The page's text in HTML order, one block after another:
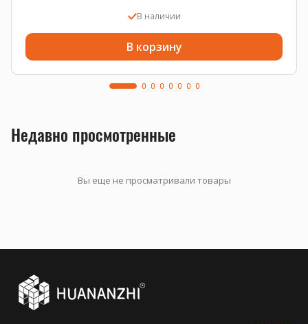
В наличии
В корзину
Недавно просмотренные
Вы еще не просматривали товары